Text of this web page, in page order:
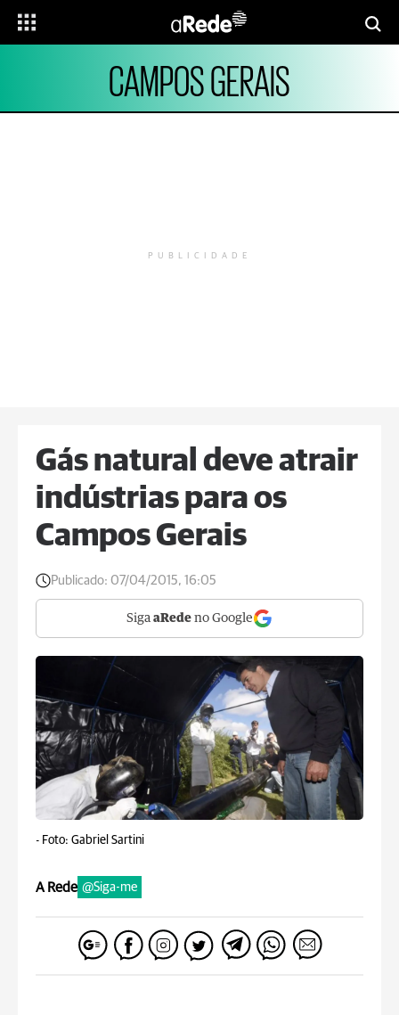
CAMPOS GERAIS
PUBLICIDADE
Gás natural deve atrair
indústrias para os
Campos Gerais
Publicado: 07/04/2015, 16:05
Siga aRede no Google
- Foto: Gabriel Sartini
A Rede @Siga-me